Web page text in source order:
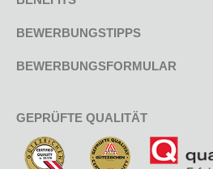
BEWERBUNGSTIPPS
BEWERBUNGSFORMULAR
GEPRÜFTE QUALITÄT